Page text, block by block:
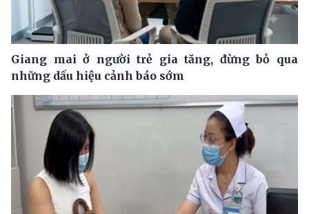
Giang mai ở người trẻ gia tăng, đừng bỏ qua
những dấu hiệu cảnh báo sớm